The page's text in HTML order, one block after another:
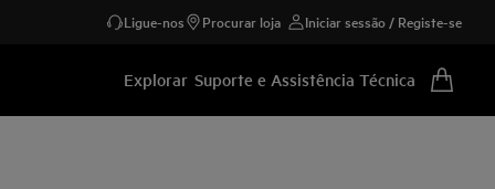
Ligue-nos Procurar loja Iniciar sessão / Registe-se
Explorar Suporte e Assistência Técnica